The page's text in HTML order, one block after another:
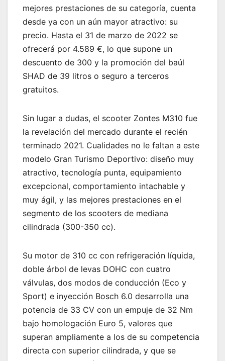
mejores prestaciones de su categoría, cuenta
desde ya con un aún mayor atractivo: su
precio. Hasta el 31 de marzo de 2022 se
ofrecerá por 4.589 €, lo que supone un
descuento de 300 y la promoción del baúl
SHAD de 39 litros o seguro a terceros
gratuitos.
Sin lugar a dudas, el scooter Zontes M310 fue
la revelación del mercado durante el recién
terminado 2021. Cualidades no le faltan a este
modelo Gran Turismo Deportivo: diseño muy
atractivo, tecnología punta, equipamiento
excepcional, comportamiento intachable y
muy ágil, y las mejores prestaciones en el
segmento de los scooters de mediana
cilindrada (300-350 cc).
Su motor de 310 cc con refrigeración líquida,
doble árbol de levas DOHC con cuatro
válvulas, dos modos de conducción (Eco y
Sport) e inyección Bosch 6.0 desarrolla una
potencia de 33 CV con un empuje de 32 Nm
bajo homologación Euro 5, valores que
superan ampliamente a los de su competencia
directa con superior cilindrada, y que se